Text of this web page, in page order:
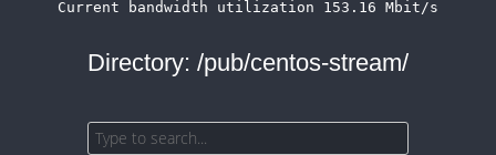
Directory: /pub/centos-stream/